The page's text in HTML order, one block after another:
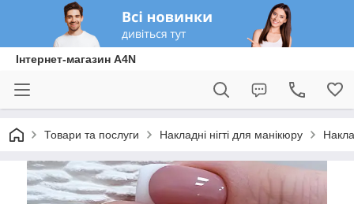
Інтернет-магазин A4N
Товари та послуги Накладні нігті для манікюру